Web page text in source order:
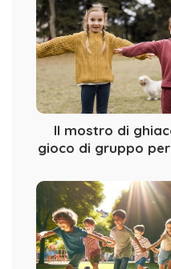
Il mostro di
gioco di gruppo